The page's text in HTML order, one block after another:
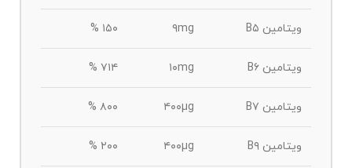
ویتامین B۵ ۹mg ۱۵۰ %
ویتامین B۶ ۱۰mg ۷۱۴ %
ویتامین B۷ ۴۰۰µg ۸۰۰ %
ویتامین B۹ ۴۰۰µg ۲۰۰ %